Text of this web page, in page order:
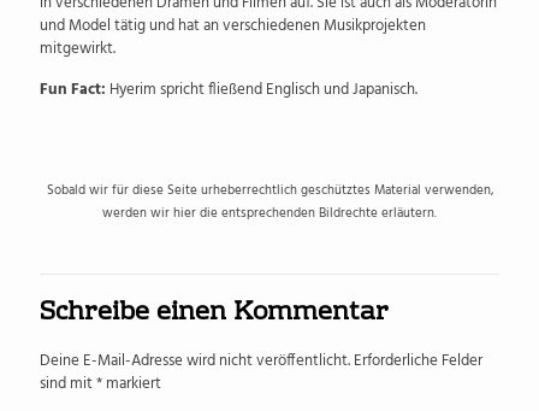
und Model tätig und hat an verschiedenen Musikprojekten
mitgewirkt.
Fun Fact: Hyerim spricht fließend Englisch und Japanisch.
Sobald wir für diese Seite urheberrechtlich geschütztes Material verwenden,
werden wir hier die entsprechenden Bildrechte erläutern.
Schreibe einen Kommentar
Deine E-Mail-Adresse wird nicht veröffentlicht.Erforderliche Felder
sind mit*markiert